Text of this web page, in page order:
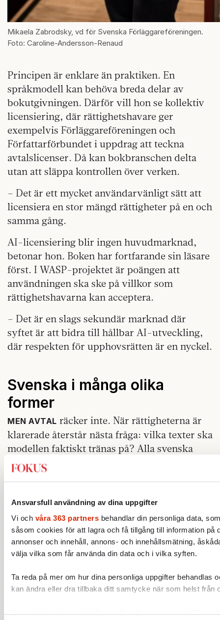
Ansvarsfull användning av dina uppgifter
Vi och våra 363 partners behandlar din personliga data,
såsom cookies för att lagra och få tillgång till information på
annonser och innehåll, annons- och innehållsmätning,
välja vilka som får använda din data och i vilka syften.
Ta reda på mer om hur dina personliga uppgifter behandlas
kan ändra eller dra tillbaka ditt samtycke när som helst från
Vi använder enhetsidentifierare för att anpassa innehållet
Mikaela Zabrodsky, vd för Svenska Förläggareföreningen.
Foto: Caroline-Andersson-Renaud
Principen är enklare än praktiken. En
språkmodell kan behöva breda delar av
bokutgivningen. Därför vill hon se kollektiv
licensiering, där rättighetshavare ger
exempelvis Förläggareföreningen och
Författarförbundet i uppdrag att teckna
avtalslicenser. Då kan bokbranschen delta
utan att släppa kontrollen över verken.
– Det är ett mycket användarvänligt sätt att
licensiera en stor mängd rättigheter på en och
samma gång.
AI-licensiering blir ingen huvudmarknad,
betonar hon. Boken har fortfarande sin läsare
först. I WASP-projektet är poängen att
användningen ska ske på villkor som
rättighetshavarna kan acceptera.
– Det är en slags sekundär marknad där
syftet är att bidra till hållbar AI-utveckling,
där respekten för upphovsrätten är en nyckel.
Svenska i många olika
former
MEN AVTAL räcker inte. När rättigheterna är
klarerade återstår nästa fråga: vilka texter ska
modellen faktiskt tränas på? Alla svenska
texter gör inte samma jobb. Amy Loutfi,
professor i datavetenskap vid Örebro
programdirektör för WASP, talar om en
svenska som rymmer både de stora offentliga
språken och sådant som lätt hamnar utanför.
– För att en svensk språkmodell ska
sammanhang behöver den möta svenska i
många former, till exempel nyhetstexter,